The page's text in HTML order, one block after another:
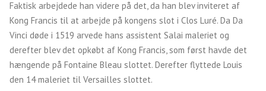
Faktisk arbejdede han videre på det, da han blev inviteret af
Kong Francis til at arbejde på kongens slot i Clos Luré. Da Da
Vinci døde i 1519 arvede hans assistent Salai maleriet og
derefter blev det opkøbt af Kong Francis, som først havde det
hængende på Fontaine Bleau slottet. Derefter flyttede Louis
den 14 maleriet til Versailles slottet.